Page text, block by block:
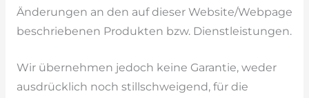
Änderungen an den auf dieser Website/Webpage
beschriebenen Produkten bzw. Dienstleistungen.
Wir übernehmen jedoch keine Garantie, weder
ausdrücklich noch stillschweigend, für die